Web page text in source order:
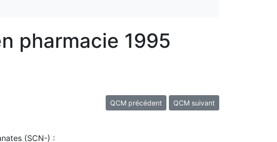
pharmacie 1995
QCM précédent QCM suivant
(SCN-) :